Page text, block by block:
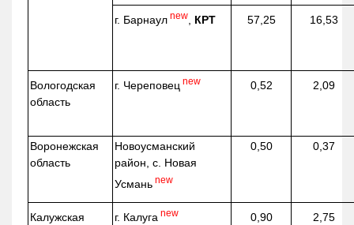
г. Барнаул new КРТ 57,25 16,53
Вологодская
область
г. Череповец new 0,52 2,09
Воронежская
область
Новоусманский
район, с. Новая
Усмань new
0,50 0,37
Калужская
г. Калуга new 0,90 2,75